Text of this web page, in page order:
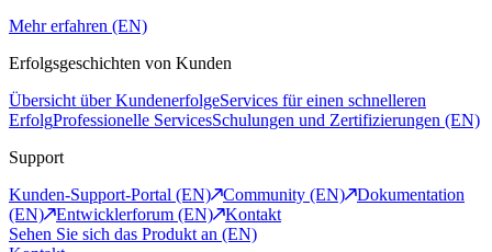
Mehr erfahren (EN)
Erfolgsgeschichten von Kunden
Übersicht über KundenerfolgeServices für einen schnelleren
ErfolgProfessionelle ServicesSchulungen und Zertifizierungen (EN)
Support
Kunden-Support-Portal (EN)
Community (EN)
Dokumentation
(EN)
Entwicklerforum (EN)
Kontakt
Sehen Sie sich das Produkt an (EN)